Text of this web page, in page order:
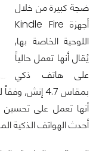
ضجة كبيرة من خلال
أجهزة Kindle Fire
اللوحية الخاصة بها,
يُقال أنها تعمل حالياً
على هاتف ذكي
بمقاس 4.7
أنها تعمل على تحسين
أحدث الهواتف الذكية